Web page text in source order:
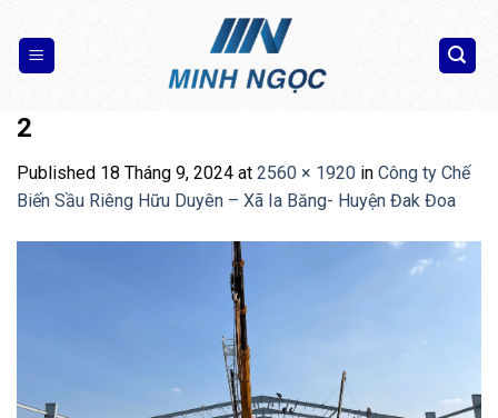
content
2
Published 18 Tháng 9, 2024 at 2560 × 1920 in Công ty Chế
Biến Sầu Riêng Hữu Duyên – Xã Ia Băng- Huyện Đak Đoa